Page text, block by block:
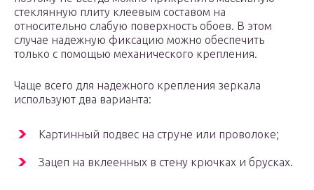
стеклянную плиту клеевым составом на
относительно слабую поверхность обоев. В этом
случае надежную фиксацию можно обеспечить
только с помощью механического крепления.
Чаще всего для надежного крепления зеркала
используют два варианта:
Картинный подвес на струне или проволоке;
Зацеп на вклеенных в стену крючках и брусках.